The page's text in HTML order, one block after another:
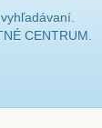
CENTRUM.